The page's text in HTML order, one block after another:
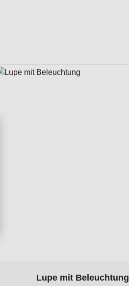
Lupe mit Beleuchtung